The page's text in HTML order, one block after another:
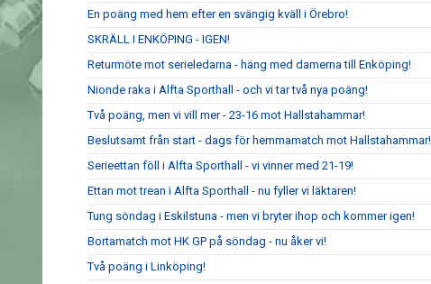
En poäng med hem efter en svängig kväll i Örebro!
SKRÄLL I ENKÖPING - IGEN!
Returmöte mot serieledarna - häng med damerna till Enköping!
Nionde raka i Alfta Sporthall - och vi tar två nya poäng!
Två poäng, men vi vill mer - 23-16 mot Hallstahammar!
Beslutsamt från start - dags för hemmamatch mot Hallstahammar!
Serieettan föll i Alfta Sporthall - vi vinner med 21-19!
Ettan mot trean i Alfta Sporthall - nu fyller vi läktaren!
Tung söndag i Eskilstuna - men vi bryter ihop och kommer igen!
Bortamatch mot HK GP på söndag - nu åker vi!
Två poäng i Linköping!